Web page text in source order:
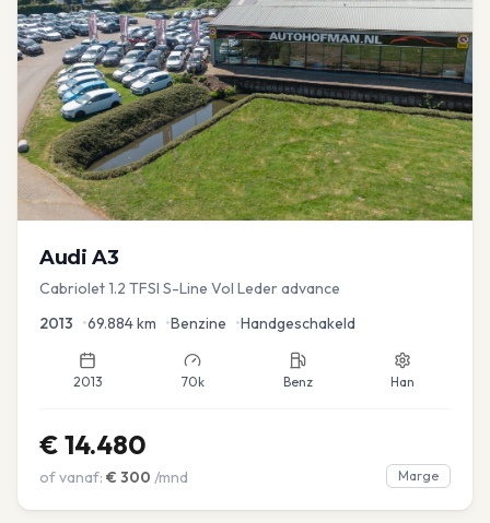
Audi A3
Cabriolet 1.2 TFSI S-Line Vol Leder advance
2013 •69.884km •Benzine •Handgeschakeld
2013 70k Benz Han
€ 14.480
of vanaf: € 300 /mnd Marge